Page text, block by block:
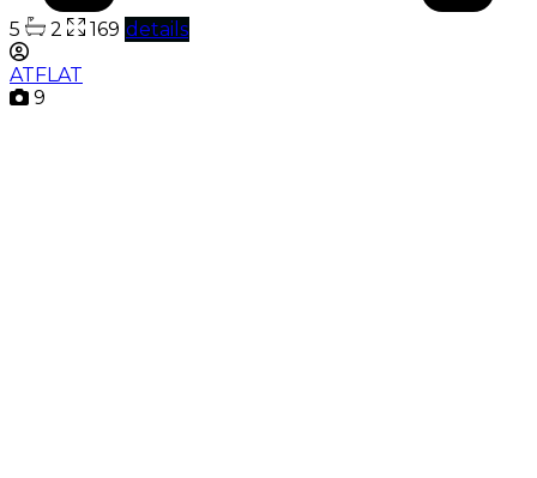
5 2 169 details
ATFLAT
9